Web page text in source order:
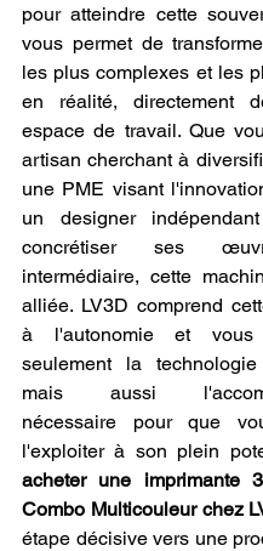
pour atteindre cette
vous permet de
les plus complexes et les
en réalité, directement
espace de travail. Que
artisan cherchant à
une PME visant
un designer
concrétiser ses
intermédiaire, cette
alliée. LV3D comprend
à l'autonomie et
seulement la
mais aussi
nécessaire pour que
acheter une imprimante
Combo Multicouleur chez
étape décisive vers une